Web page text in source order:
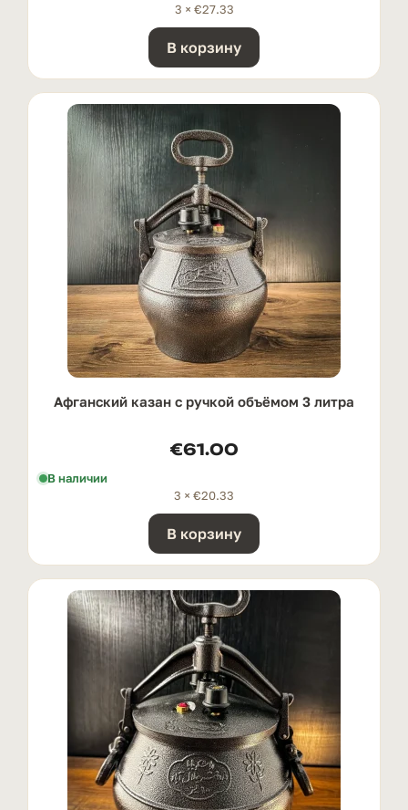
3 × €27.33
В корзину
Афганский казан с ручкой oбъёмом 3 литра
€61.00
В наличии
3 × €20.33
В корзину